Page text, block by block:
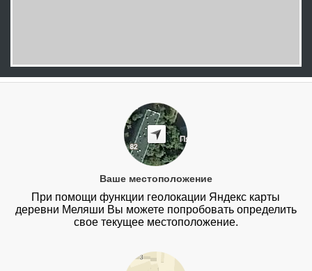
Ваше местоположение
При помощи функции геолокации Яндекс карты
деревни Меляши Вы можете попробовать определить
свое текущее местоположение.